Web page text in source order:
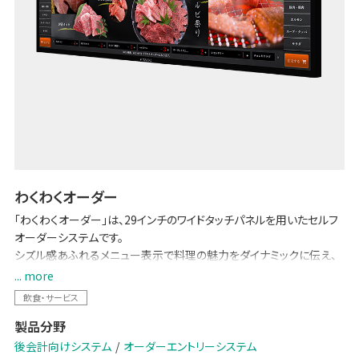
わくわくオーダー
「わくわくオーダー」は、29インチのワイドタッチパネルを用いたセルフ
オーダーシステムです。
シズル感あふれるメニュー表示で料理の魅力をダイナミックに伝え、
直感的な操作で楽しく選べる新しい食事体験を提供。ペーパーレス化
によるコスト削減やオペレーション効率向上にも貢献し、飲食店とお
客様の双方に新たな価値をもたらします。
セルフオーダーを、探して注文する“作業”から、見て・感じて・楽しく選
... more
飲食・サービス
製品分野
後会計向けシステム オーダーエントリーシステム